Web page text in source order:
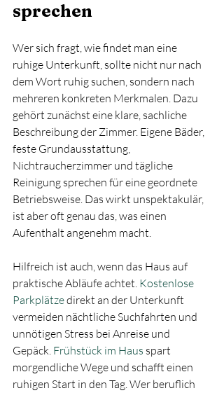
sprechen
Wer sich fragt, wie findet man eine
ruhige Unterkunft, sollte nicht nur nach
dem Wort ruhig suchen, sondern nach
mehreren konkreten Merkmalen. Dazu
gehört zunächst eine klare, sachliche
Beschreibung der Zimmer. Eigene Bäder,
feste Grundausstattung,
Nichtraucherzimmer und tägliche
Reinigung sprechen für eine geordnete
Betriebsweise. Das wirkt unspektakulär,
ist aber oft genau das, was einen
Aufenthalt angenehm macht.
Hilfreich ist auch, wenn das Haus auf
praktische Abläufe achtet. Kostenlose
Parkplätze direkt an der Unterkunft
vermeiden nächtliche Suchfahrten und
unnötigen Stress bei Anreise und
Gepäck. Frühstück im Haus spart
morgendliche Wege und schafft einen
ruhigen Start in den Tag. Wer beruflich